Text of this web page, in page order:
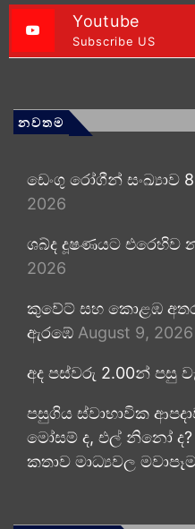
Youtube
Subscribe US
නවතම
ඩෙංගු රෝගීන් සංඛ්‍යාව
2026
ශබ්ද දූෂණයට එරෙහිව
2026
කුවේට් සහ කොළඹ අතර
ඇරඹේ August 9, 2026
අද පස්වරු 2.00න් පසු
පසුගිය ස්වාභාවික
මෝසම් ද, එල් නිනෝ
කතාව මාධ්‍යවල